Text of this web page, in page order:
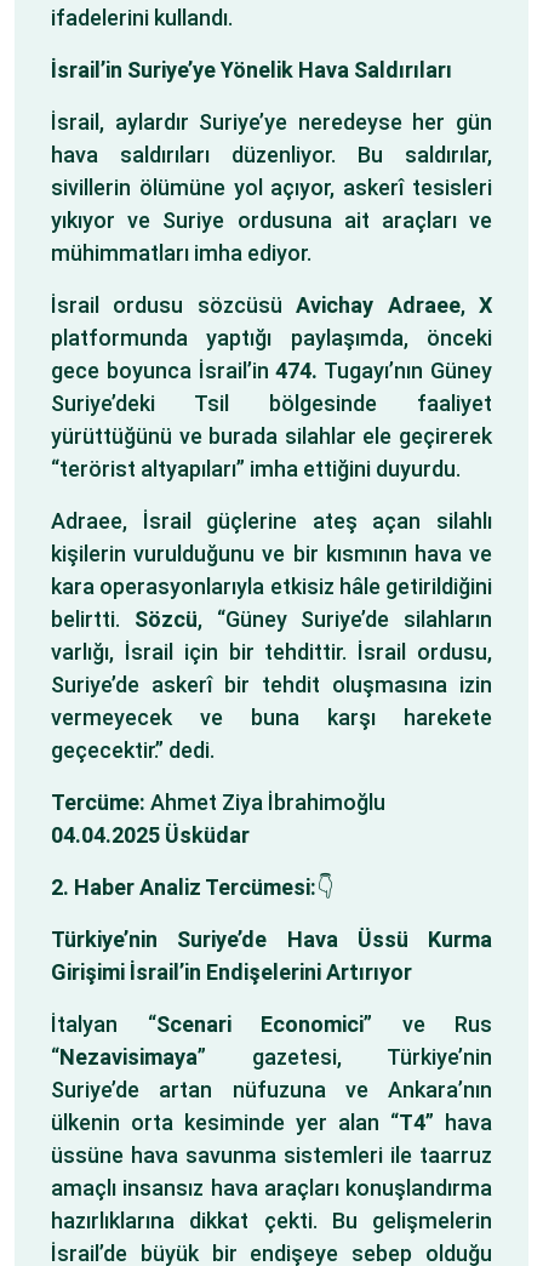
ifadelerini kullandı.
İsrail’in Suriye’ye Yönelik Hava Saldırıları
İsrail, aylardır Suriye’ye neredeyse her gün
hava saldırıları düzenliyor. Bu saldırılar,
sivillerin ölümüne yol açıyor, askerî tesisleri
yıkıyor ve Suriye ordusuna ait araçları ve
mühimmatları imha ediyor.
İsrail ordusu sözcüsüAvichay Adraee,X
platformunda yaptığı paylaşımda, önceki
gece boyunca İsrail’in474. Tugayı’nın Güney
Suriye’deki Tsil bölgesinde faaliyet
yürüttüğünü ve burada silahlar ele geçirerek
“terörist altyapıları” imha ettiğini duyurdu.
Adraee, İsrail güçlerine ateş açan silahlı
kişilerin vurulduğunu ve bir kısmının hava ve
kara operasyonlarıyla etkisiz hâle getirildiğini
belirtti. Sözcü, “Güney Suriye’de silahların
varlığı, İsrail için bir tehdittir. İsrail ordusu,
Suriye’de askerî bir tehdit oluşmasına izin
vermeyecek ve buna karşı harekete
geçecektir.” dedi.
Tercüme: Ahmet Ziya İbrahimoğlu
04.04.2025 Üsküdar
2. Haber Analiz Tercümesi:👇
Türkiye’nin Suriye’de Hava Üssü Kurma
Girişimi İsrail’in Endişelerini Artırıyor
İtalyan “Scenari Economici” ve Rus
“Nezavisimaya” gazetesi, Türkiye’nin
Suriye’de artan nüfuzuna ve Ankara’nın
ülkenin orta kesiminde yer alan “T4” hava
üssüne hava savunma sistemleri ile taarruz
amaçlı insansız hava araçları konuşlandırma
hazırlıklarına dikkat çekti. Bu gelişmelerin
İsrail’de büyük bir endişeye sebep olduğu